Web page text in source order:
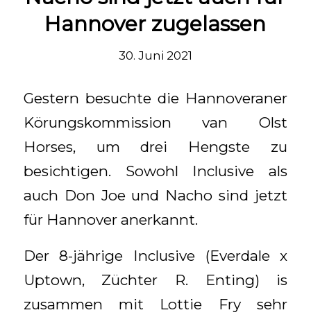
Hannover zugelassen
30. Juni 2021
Gestern besuchte die Hannoveraner
Körungskommission van Olst
Horses, um drei Hengste zu
besichtigen. Sowohl Inclusive als
auch Don Joe und Nacho sind jetzt
für Hannover anerkannt.
Der 8-jährige Inclusive (Everdale x
Uptown, Züchter R. Enting) is
zusammen mit Lottie Fry sehr